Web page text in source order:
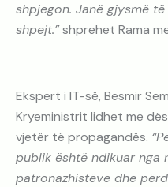
shpjegon. Janë gjysmë
shpejt.”shprehet Rama
Ekspert i IT-së, Besmir
Kryeministrit lidhet me
vjetër të propagandës.
publik është ndikuar nga
patronazhistëve dhe